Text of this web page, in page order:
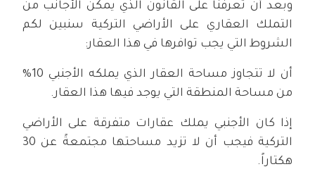
وبعد أن تعرفنا على القانون الذي يمكّن الأجانب من
التملك العقاري على الأراضي التركية سنبين لكم
الشروط التي يجب توافرها في هذا العقار:
أن لا تتجاوز مساحة العقار الذي يملكه الأجنبي 10%
من مساحة المنطقة التي يوجد فيها هذا العقار.
إذا كان الأجنبي يملك عقارات متفرقة على الأراضي
التركية فيجب أن لا تزيد مساحتها مجتمعةً عن 30
هكتاراً.